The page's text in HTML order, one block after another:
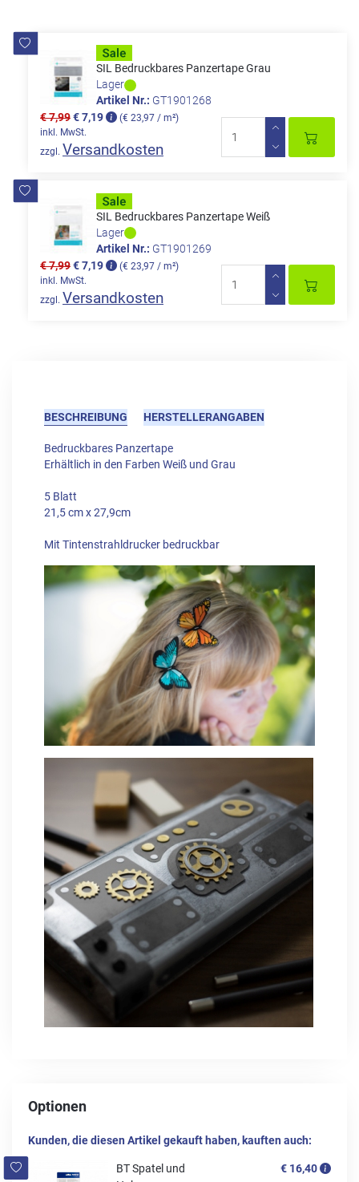
SIL Bedruckbares Panzertape Grau
Lager
Artikel Nr.: GT1901268
€ 7,99€ 7,19
(€ 23,97 / m²)
inkl. MwSt.
zzgl. Versandkosten
SIL Bedruckbares Panzertape Weiß
Lager
Artikel Nr.: GT1901269
€ 7,99€ 7,19
(€ 23,97 / m²)
inkl. MwSt.
zzgl. Versandkosten
BESCHREIBUNG HERSTELLERANGABEN
Bedruckbares Panzertape
Erhältlich in den Farben Weiß und Grau
5 Blatt
21,5 cm x 27,9cm
Mit Tintenstrahldrucker bedruckbar
Optionen
Kunden, die diesen Artikel gekauft haben, kauften auch:
BT Spatel und
€ 16,40